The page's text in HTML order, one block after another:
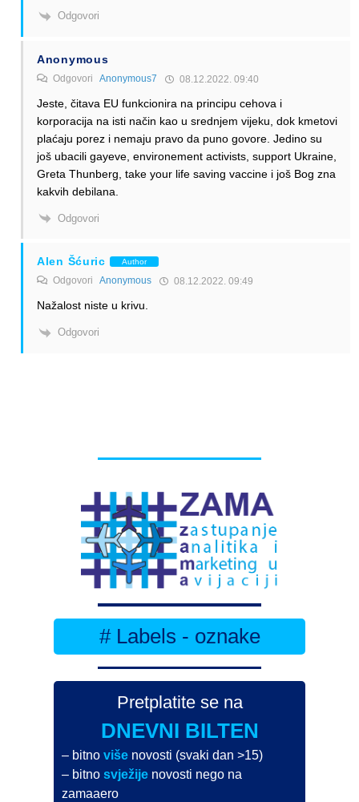
Odgovori
Anonymous
Odgovori Anonymous7 08.12.2022. 09:40
Jeste, čitava EU funkcionira na principu cehova i
korporacija na isti način kao u srednjem vijeku, dok kmetovi
plaćaju porez i nemaju pravo da puno govore. Jedino su
još ubacili gayeve, environement activists, support Ukraine,
Greta Thunberg, take your life saving vaccine i još Bog zna
kakvih debilana.
Odgovori
Alen Šćuric Author
Odgovori Anonymous 08.12.2022. 09:49
Nažalost niste u krivu.
Odgovori
# Labels - oznake
Pretplatite se na
DNEVNI BILTEN
– bitnoviše novosti (svaki dan >15)
– bitnosvježije novosti nego na
zamaaero